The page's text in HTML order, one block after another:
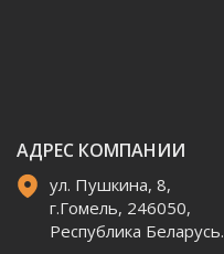
АДРЕС КОМПАНИИ
ул. Пушкина, 8,
г.Гомель, 246050,
Республика Беларусь.